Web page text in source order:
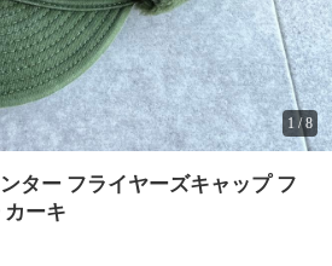
1 /8
ター フライヤーズキャップ フ
ーキ